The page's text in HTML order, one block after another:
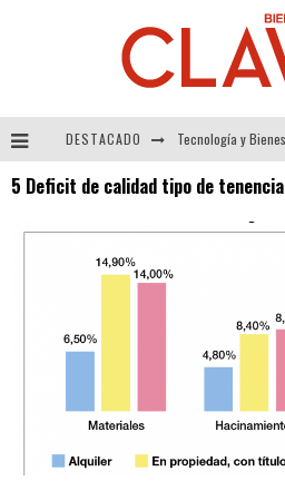
DESTACADO
5 Deficit de calidad tipo de tenencia